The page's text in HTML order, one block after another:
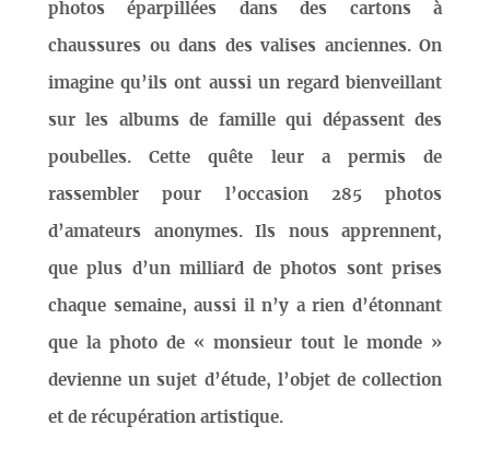
photos éparpillées dans des cartons à
chaussures ou dans des valises anciennes. On
imagine qu’ils ont aussi un regard bienveillant
sur les albums de famille qui dépassent des
poubelles. Cette quête leur a permis de
rassembler pour l’occasion 285 photos
d’amateurs anonymes. Ils nous apprennent,
que plus d’un milliard de photos sont prises
chaque semaine, aussi il n’y a rien d’étonnant
que la photo de « monsieur tout le monde »
devienne un sujet d’étude, l’objet de collection
et de récupération artistique.